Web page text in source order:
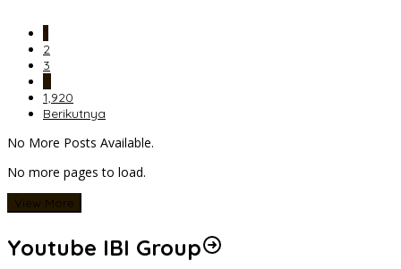
2
3
1,920
Berikutnya
No More Posts Available.
No more pages to load.
View More
Youtube IBI Group